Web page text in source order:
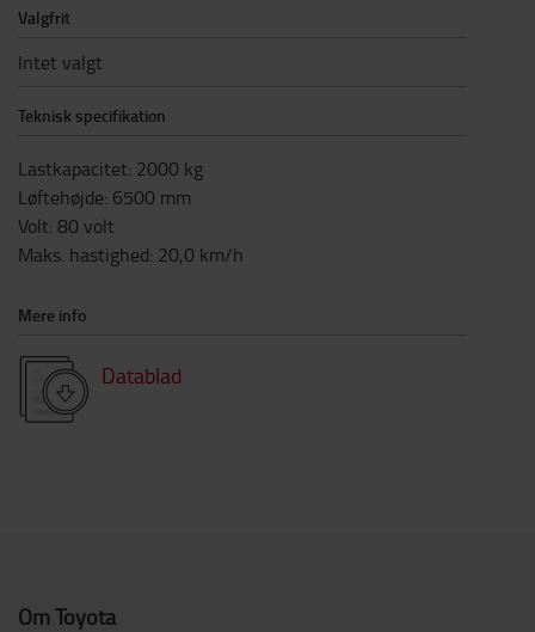
Valgfrit
Intet valgt
Teknisk specifikation
Lastkapacitet: 2000 kg
Løftehøjde: 6500 mm
Volt: 80 volt
Maks. hastighed: 20,0 km/h
Mere info
Datablad
Om Toyota